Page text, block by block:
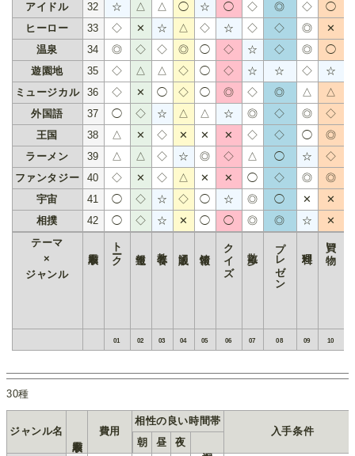
テーマ
×
ジャンル
トーク クイズ プレゼン 買い物
01 02 03 04 05 06 07 08 09 10
アイドル
32 ☆ △ △ ◯ ☆ ◯ ◇ ◎ ◇ ◯
ヒーロー
33 ◇ ✕ ☆ △ ◇ ☆ ◇ ◇ ◎ ✕
温泉
34 ◎ ◇ ◇ ◎ ◯ ◇ ☆ ◇ ◎ ◯
遊園地
35 ◇ △ △ ◇ ◯ ◇ ☆ ☆ ◇ ☆
ミュージカル
36 ◇ ✕ ◯ ◇ ◯ ◎ ◇ ◎ △ △
外国語
37 ◯ ◇ ☆ △ △ ☆ ◎ ◇ ◎ ◇
王国
38 △ ✕ ◇ ✕ ✕ ✕ ◇ ◇ ◯ ◎
ラーメン
39 △ △ ◇ ☆ ◎ ◇ △ ◯ ☆ ◇
ファンタジー
40 ◇ ✕ ◇ △ ✕ ✕ ◯ ◇ ◎ ◎
宇宙
41 ◯ ◇ ☆ ◇ ◯ ☆ ◎ ◯ ✕ ✕
相撲
42 ◯ ◇ ☆ ✕ ◯ ◯ ◎ ◎ ☆ ✕
30種
ジャンル名 費用
相性の良い時間帯
入手条件
朝
昼 夜